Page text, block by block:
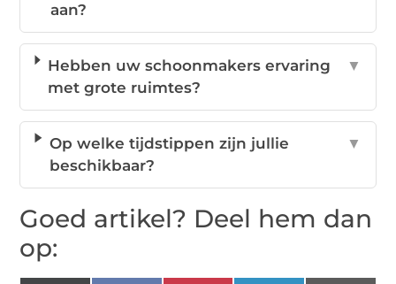
aan?
Hebben uw schoonmakers ervaring
met grote ruimtes?
▼
Op welke tijdstippen zijn jullie
beschikbaar?
▼
Goed artikel? Deel hem dan
op: